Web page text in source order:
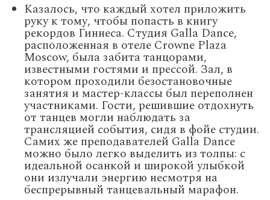
Казалось, что каждый хотел приложить
руку к тому, чтобы попасть в книгу
рекордов Гиннеса. Студия Galla Dance,
расположенная в отеле Crowne Plaza
Moscow, была забита танцорами,
известными гостями и прессой. Зал, в
котором проходили безостановочные
занятия и мастер-классы был переполнен
участниками. Гости, решившие отдохнуть
от танцев могли наблюдать за
трансляцией события, сидя в фойе студии.
Самих же преподавателей Galla Dance
можно было легко выделить из толпы: с
идеальной осанкой и широкой улыбкой
они излучали энергию несмотря на
беспрерывный танцевальный марафон.